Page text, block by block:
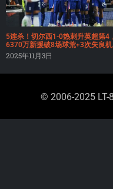
5连杀！切尔西1-0热刺升英超第4
6370万新援破8场球荒+3次失良机
2025年11月3日
© 2006-2025 LT-